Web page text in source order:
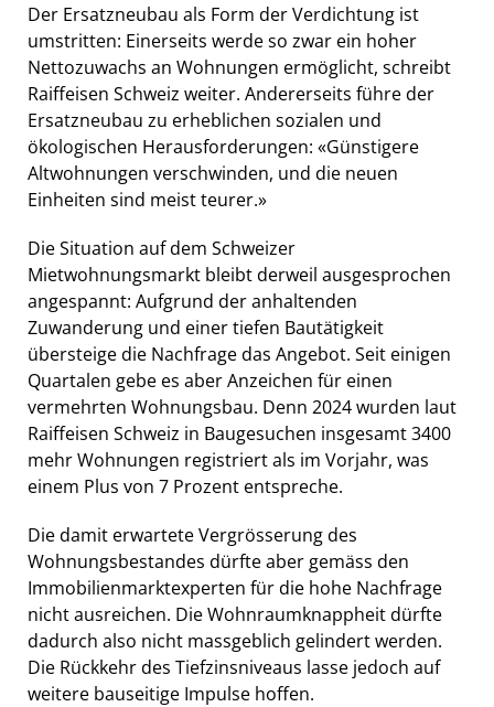
Der Ersatzneubau als Form der Verdichtung ist
umstritten: Einerseits werde so zwar ein hoher
Nettozuwachs an Wohnungen ermöglicht, schreibt
Raiffeisen Schweiz weiter. Andererseits führe der
Ersatzneubau zu erheblichen sozialen und
ökologischen Herausforderungen: «Günstigere
Altwohnungen verschwinden, und die neuen
Einheiten sind meist teurer.»
Die Situation auf dem Schweizer
Mietwohnungsmarkt bleibt derweil ausgesprochen
angespannt: Aufgrund der anhaltenden
Zuwanderung und einer tiefen Bautätigkeit
übersteige die Nachfrage das Angebot. Seit einigen
Quartalen gebe es aber Anzeichen für einen
vermehrten Wohnungsbau. Denn 2024 wurden laut
Raiffeisen Schweiz in Baugesuchen insgesamt 3400
mehr Wohnungen registriert als im Vorjahr, was
einem Plus von 7 Prozent entspreche.
Die damit erwartete Vergrösserung des
Wohnungsbestandes dürfte aber gemäss den
Immobilienmarktexperten für die hohe Nachfrage
nicht ausreichen. Die Wohnraumknappheit dürfte
dadurch also nicht massgeblich gelindert werden.
Die Rückkehr des Tiefzinsniveaus lasse jedoch auf
weitere bauseitige Impulse hoffen.